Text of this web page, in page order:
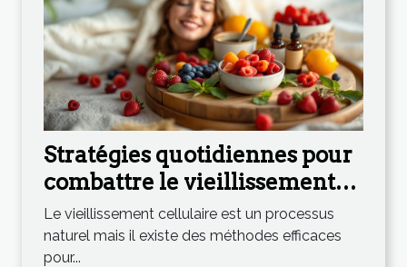
Stratégies quotidiennes pour
combattre le vieillissement
cellulaire ?
Le vieillissement cellulaire est un processus
naturel mais il existe des méthodes efficaces
pour...